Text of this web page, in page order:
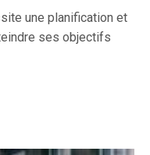
une planification et
ses objectifs